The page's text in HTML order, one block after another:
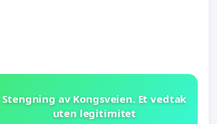
Stengning av Kongsveien. Et vedtak
uten legitimitet